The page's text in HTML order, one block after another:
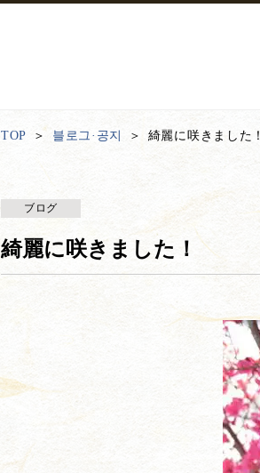
TOP 블로그·공지 綺麗に咲きました！
ブログ
綺麗に咲きました！